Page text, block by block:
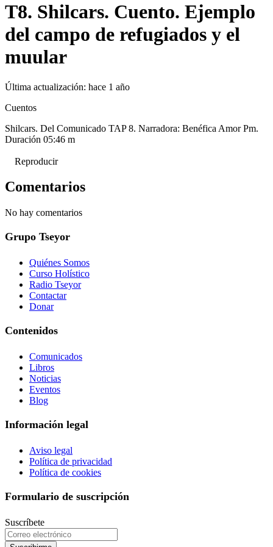
T8. Shilcars. Cuento. Ejemplo
del campo de refugiados y el
muular
Última actualización: hace 1 año
Cuentos
Shilcars. Del Comunicado TAP 8. Narradora: Benéfica Amor Pm.
Duración 05:46 m
Reproducir
Comentarios
No hay comentarios
Grupo Tseyor
Quiénes Somos
Curso Holístico
Radio Tseyor
Contactar
Donar
Contenidos
Comunicados
Libros
Noticias
Eventos
Blog
Información legal
Aviso legal
Política de privacidad
Política de cookies
Formulario de suscripción
Suscríbete